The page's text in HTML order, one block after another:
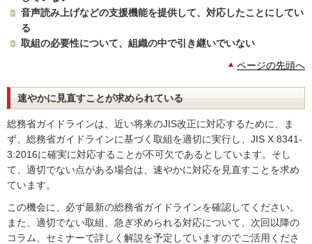
音声読み上げなどの支援機能を提供して、対応したことにしてい
る
取組の必要性について、組織の中で引き継いでいない
ページの先頭へ
速やかに見直すことが求められている
総務省ガイドラインは、近い将来のJIS改正に対応するために、ま
ず、総務省ガイドラインに基づく取組を適切に実行し、JIS X 8341-
3:2016に確実に対応することが不可欠であるとしています。そし
て、適切でない点がある場合は、速やかに対応を見直すことを求め
ています。
この機会に、必ず最新の総務省ガイドラインを確認してください。
また、適切でない取組、急ぎ求められる対応について、次回以降の
コラム、セミナーで詳しく解説を予定していますのでご活用くださ